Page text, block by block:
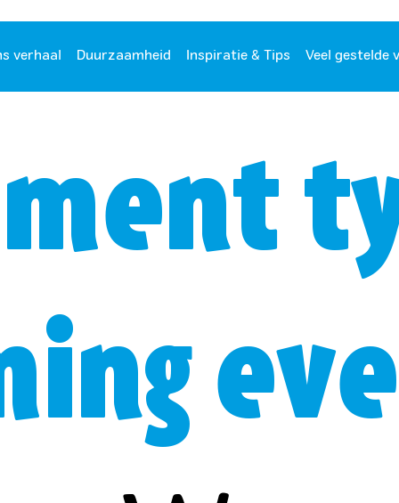
verhaal Duurzaamheid Inspiratie & Tips Veel gestelde